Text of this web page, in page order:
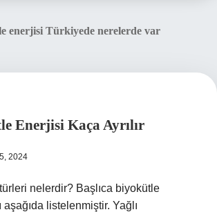
enerjisi Türkiyede nerelerde var
Enerjisi Kaça Ayrılır
2024
nelerdir? Başlıca biyokütle
aşağıda listelenmiştir. Yağlı